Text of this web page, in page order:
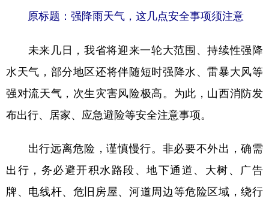
台湾 思客智库 全球连线 教育
书画 健康 军事
访谈 视频 图片 政务
法律 中央文件 金融
学术中国 乡村振兴 银龄 溯源中国
城市 旅游 能源 会展
原标题：强降雨天气，这几点安全事项须注意
未来几日，我省将迎来一轮大范围、持续性强降
水天气，部分地区还将伴随短时强降水、雷暴大风等
强对流天气，次生灾害风险极高。为此，山西消防发
布出行、居家、应急避险等安全注意事项。
出行远离危险，谨慎慢行。非必要不外出，确需
出行，务必避开积水路段、地下通道、大树、广告
牌、电线杆、危旧房屋、河道周边等危险区域，绕行